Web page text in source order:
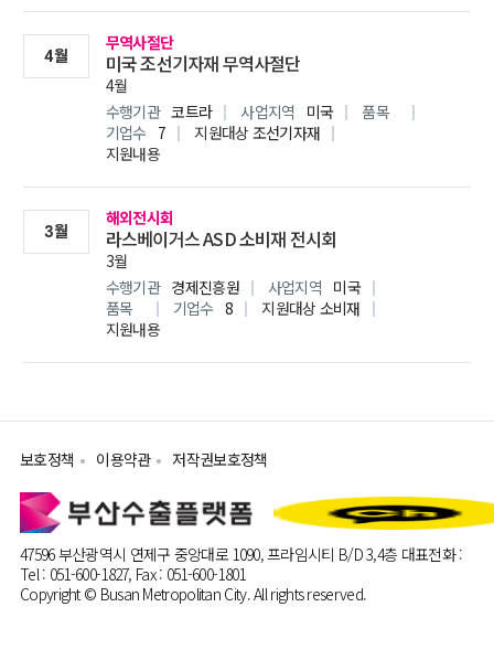
4월
무역사절단
미국 조선기자재 무역사절단
4월
수행기관 코트라 사업지역 미국
품목
기업수 7 지원대상 조선기자재
지원내용
3월
해외전시회
라스베이거스 ASD 소비재 전시회
3월
수행기관 경제진흥원 사업지역 미국
품목
기업수 8 지원대상 소비재
지원내용
보호정책 이용약관 저작권보호정책
47596 부산광역시 연제구 중앙대로 1090, 프라임시티 B/D 3,4층 대표전화 :
Tel : 051-600-1827, Fax : 051-600-1801
Copyright © Busan Metropolitan City. All rights reserved.
공지사항 공지사항
My비즈니스 기본정보관리 지